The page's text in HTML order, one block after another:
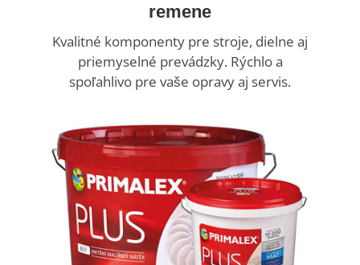
remene
Kvalitné komponenty pre stroje, dielne aj
priemyselné prevádzky. Rýchlo a
spoľahlivo pre vaše opravy aj servis.